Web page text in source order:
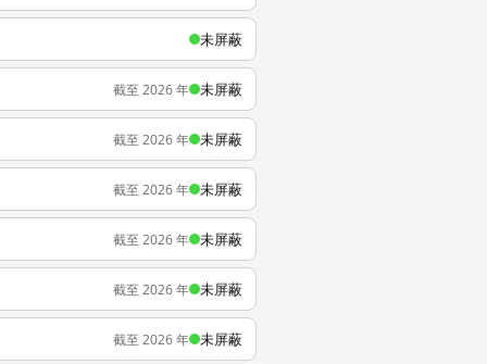
未屏蔽
截至 2026 年 未屏蔽
截至 2026 年 未屏蔽
截至 2026 年 未屏蔽
截至 2026 年 未屏蔽
截至 2026 年 未屏蔽
截至 2026 年 未屏蔽